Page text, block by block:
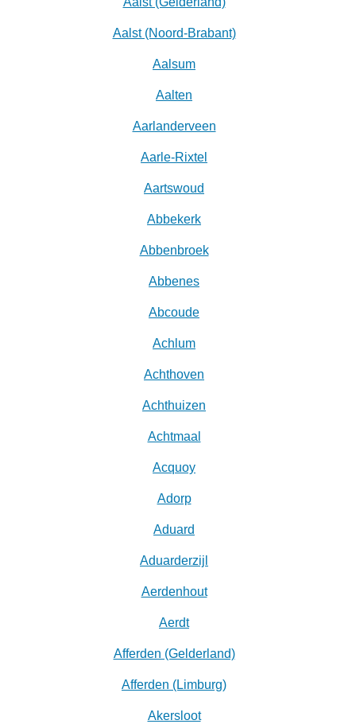
Aalst (Noord-Brabant)
Aalsum
Aalten
Aarlanderveen
Aarle-Rixtel
Aartswoud
Abbekerk
Abbenbroek
Abbenes
Abcoude
Achlum
Achthoven
Achthuizen
Achtmaal
Acquoy
Adorp
Aduard
Aduarderzijl
Aerdenhout
Aerdt
Afferden (Gelderland)
Afferden (Limburg)
Akersloot